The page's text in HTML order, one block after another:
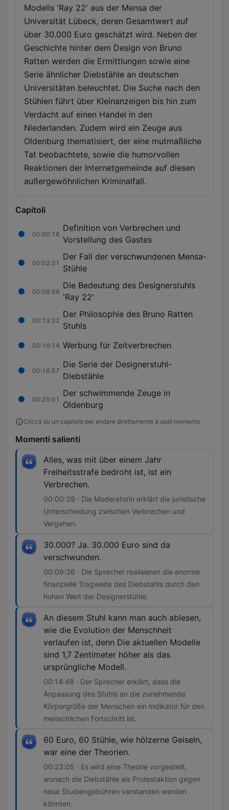
ZEIT ONLINE. Jetzt 4 Wochen kostenlos testen unter
www.zeit.de/verbrechenpodcast
Modells 'Ray 22' aus der Mensa der
Universität Lübeck, deren Gesamtwert auf
über 30.000 Euro geschätzt wird. Neben der
Geschichte hinter dem Design von Bruno
Ratten werden die Ermittlungen sowie eine
Serie ähnlicher Diebstähle an deutschen
Universitäten beleuchtet. Die Suche nach den
Stühlen führt über Kleinanzeigen bis hin zum
Verdacht auf einen Handel in den
Niederlanden. Zudem wird ein Zeuge aus
Oldenburg thematisiert, der eine mutmaßliche
Tat beobachtete, sowie die humorvollen
Reaktionen der Internetgemeinde auf diesen
außergewöhnlichen Kriminalfall.
Capitoli
00:00:16
Definition von Verbrechen und
Vorstellung des Gastes
00:02:31
Der Fall der verschwundenen Mensa-
Stühle
00:08:56
Die Bedeutung des Designerstuhls
'Ray 22'
00:13:22
Der Philosophie des Bruno Ratten
Stuhls
00:16:14 Werbung für Zeitverbrechen
00:16:57
Die Serie der Designerstuhl-
Diebstähle
00:25:01
Der schwimmende Zeuge in
Oldenburg
Clicca su un capitolo per andare direttamente a quel momento
Momenti salienti
Alles, was mit über einem Jahr
Freiheitsstrafe bedroht ist, ist ein
Verbrechen.
00:00:39 · Die Moderatorin erklärt die juristische
Unterscheidung zwischen Verbrechen und
Vergehen.
30.000? Ja. 30.000 Euro sind da
verschwunden.
00:09:36 · Die Sprecher realisieren die enorme
finanzielle Tragweite des Diebstahls durch den
hohen Wert der Designerstühle.
An diesem Stuhl kann man auch ablesen,
wie die Evolution der Menschheit
verlaufen ist, denn Die aktuellen Modelle
sind 1,7 Zentimeter höher als das
ursprüngliche Modell.
00:14:48 · Der Sprecher erklärt, dass die
Anpassung des Stuhls an die zunehmende
Körpergröße der Menschen ein Indikator für den
menschlichen Fortschritt ist.
60 Euro, 60 Stühle, wie hölzerne Geiseln,
war eine der Theorien.
00:23:05 · Es wird eine Theorie vorgestellt,
wonach die Diebstähle als Protestaktion gegen
neue Studiengebühren verstanden werden
könnten.